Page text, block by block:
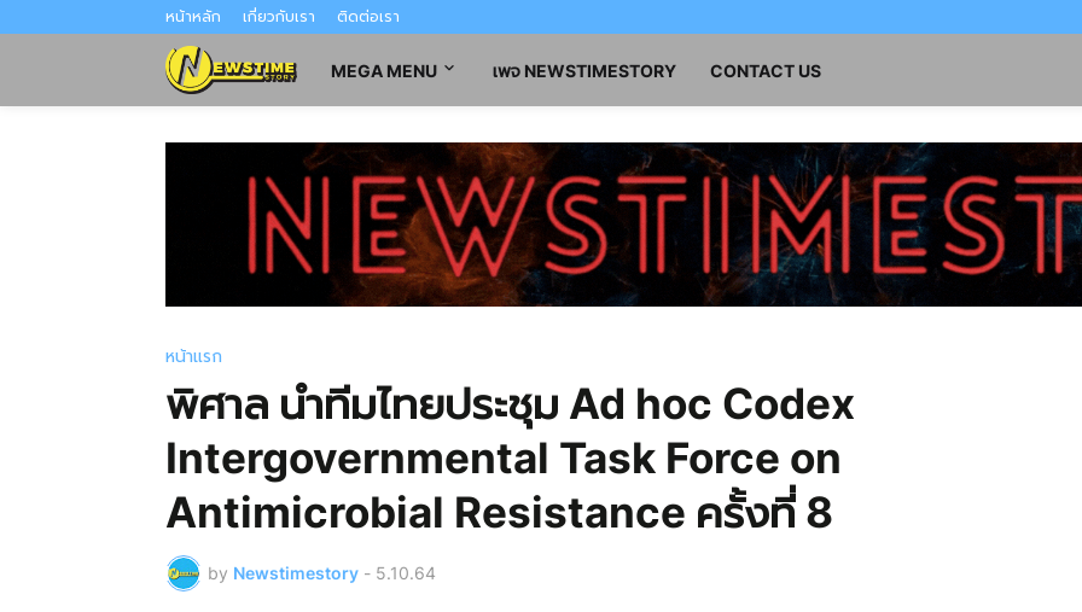
หน้าหลัก เกี่ยวกับเรา ติดต่อเรา
MEGA MENU เพจ NEWSTIMESTORY CONTACT US
หน้าแรก
พิศาล นำทีมไทยประชุม Ad hoc Codex
Intergovernmental Task Force on
Antimicrobial Resistance ครั้งที่ 8
by Newstimestory - 5.10.64